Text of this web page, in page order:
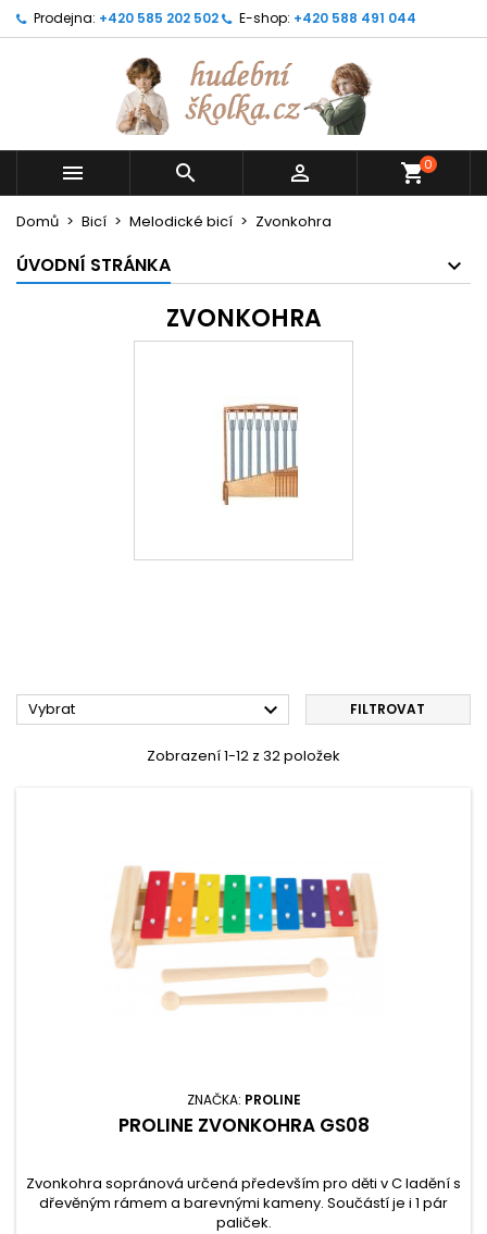
Prodejna: +420 585 202 502 E-shop: +420 588 491 044
   shopping_cart0
Domů Bicí Melodické bicí Zvonkohra
ÚVODNÍ STRÁNKA
ZVONKOHRA
Vybrat  FILTROVAT
Zobrazení 1-12 z 32 položek
ZNAČKA: PROLINE
PROLINE ZVONKOHRA GS08
Zvonkohra sopránová určená především pro děti v C ladění s
dřevěným rámem a barevnými kameny. Součástí je i 1 pár
paliček.